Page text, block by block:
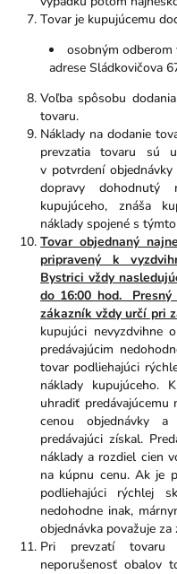
Tovar je kupujúcemu
osobným odberom
adrese Sládkovičova
Voľba spôsobu
tovaru.
Náklady na dodanie
prevzatia tovaru sú
v potvrdení
dopravy dohodnutý
kupujúceho, znáša
náklady spojené s
Tovar objednaný
pripravený k
Bystrici vždy
do 16:00 hod.
zákazník vždy určí pri
kupujúci nevyzdvihne
predávajúcim
tovar podliehajúci
náklady kupujúceho.
uhradiť
cenou objednávky a
predávajúci získal.
náklady a rozdiel cien
na kúpnu cenu. Ak je
podliehajúci rýchlej
nedohodne inak,
objednávka považuje za
Pri prevzatí tovaru
neporušenosť obalov